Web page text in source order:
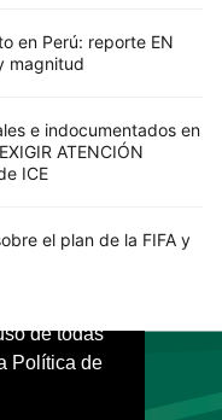
la
de todas
Política de
en Perú: reporte EN
magnitud
e indocumentados en
ATENCIÓN
ICE
el plan de la FIFA y